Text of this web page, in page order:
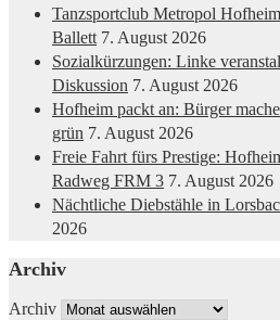
Tanzsportclub Metropol Hofheim
Ballett 7. August 2026
Sozialkürzungen: Linke
Diskussion 7. August 2026
Hofheim packt an: Bürger
grün 7. August 2026
Freie Fahrt fürs Prestige:
Radweg FRM 3 7. August 2026
Nächtliche Diebstähle in
2026
Archiv
Archiv